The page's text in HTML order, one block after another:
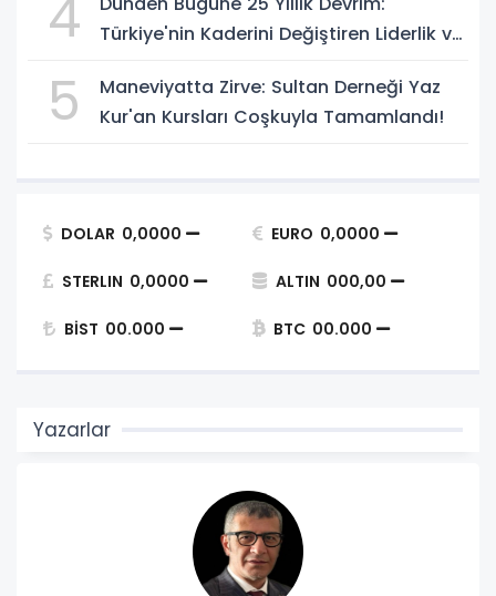
4
Türkiye'nin Kaderini Değiştiren Liderlik ve
5
Maneviyatta Zirve: Sultan Derneği Yaz
Kur'an Kursları Coşkuyla Tamamlandı!
DOLAR 0,0000 EURO 0,0000
STERLIN 0,0000 ALTIN 000,00
BİST 00.000 BTC 00.000
Yazarlar